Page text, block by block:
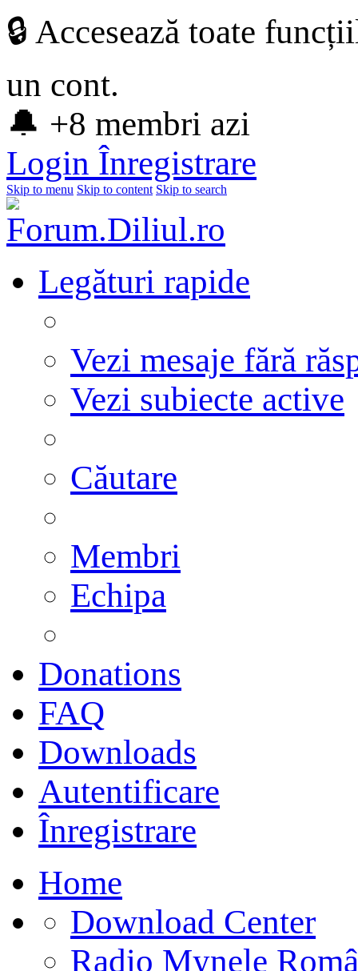
🔒 Accesează toate
un cont.
🔔 +8 membri azi
Login Înregistrare
Skip to menu Skip to content Skip to search
Legături rapide
Vezi mesaje fără
Vezi subiecte active
Căutare
Membri
Echipa
Donations
FAQ
Downloads
Autentificare
Înregistrare
Home
Download Center
Radio Mynele